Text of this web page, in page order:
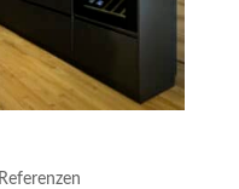
Referenzen